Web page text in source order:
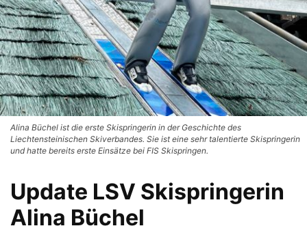
Alina Büchel ist die erste Skispringerin in der Geschichte des
Liechtensteinischen Skiverbandes. Sie ist eine sehr talentierte Skispringerin
und hatte bereits erste Einsätze bei FIS Skispringen.
Update LSV Skispringerin
Alina Büchel